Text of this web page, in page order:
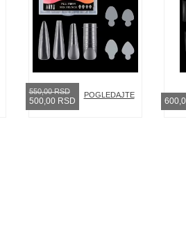
POGLEDAJTE
550,00 RSD
500,00 RSD